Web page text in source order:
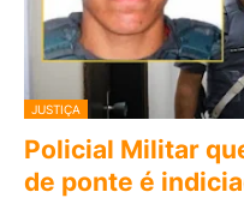
JUSTIÇA
Policial Militar
de ponte é